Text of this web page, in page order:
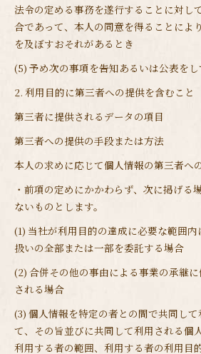
法令の定める事務を遂行することに対し
合であって、本人の同意を得ることによ
を及ぼすおそれがあるとき
(5) 予め次の事項を告知あるいは公表を
2. 利用目的に第三者への提供を含むこと
第三者に提供されるデータの項目
第三者への提供の手段または方法
本人の求めに応じて個人情報の第三者へ
・前項の定めにかかわらず、次に掲げる
ないものとします。
(1) 当社が利用目的の達成に必要な範囲
扱いの全部または一部を委託する場合
(2) 合併その他の事由による事業の承継
される場合
(3) 個人情報を特定の者との間で共同し
て、その旨並びに共同して利用される個
利用する者の範囲、利用する者の利用目